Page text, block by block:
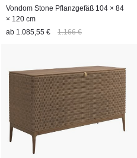
Vondom Stone Pflanzgefäß 104 × 84
× 120 cm
ab 1.085,55 € 1.166 €